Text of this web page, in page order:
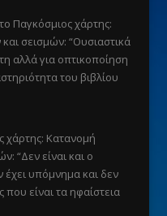
Παγκόσμιος χάρτης:
σεισμών: “Ουσιαστικά
αλλά για οπτικοποίηση
του βιβλίου
χάρτης: Κατανομή
: “Δεν είναι και ο
έχει υπόμνημα και δεν
που είναι τα ηφαίστεια